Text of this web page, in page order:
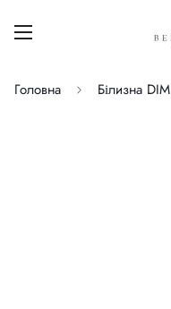
Головна Білизна DIM